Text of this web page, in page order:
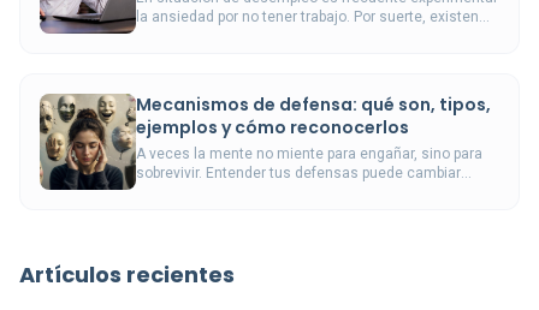
la ansiedad por no tener trabajo. Por suerte, existen
Mecanismos de defensa: qué son, tipos,
ejemplos y cómo reconocerlos
A veces la mente no miente para engañar, sino para
sobrevivir. Entender tus defensas puede cambiar
Artículos recientes